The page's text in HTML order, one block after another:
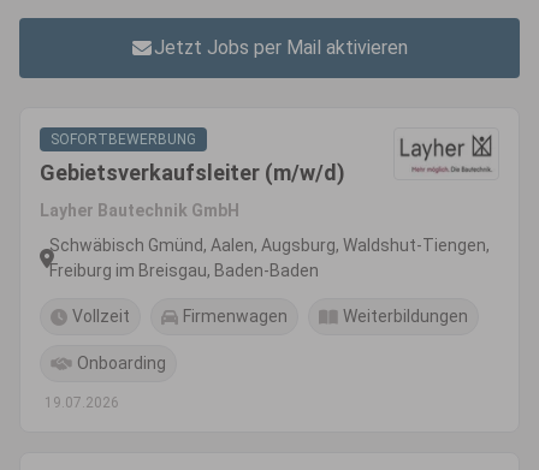
Jetzt Jobs per Mail aktivieren
SOFORTBEWERBUNG
Gebietsverkaufsleiter (m/w/d)
Layher Bautechnik GmbH
Schwäbisch Gmünd, Aalen, Augsburg, Waldshut-Tiengen,
Freiburg im Breisgau, Baden-Baden
Vollzeit Firmenwagen Weiterbildungen
Onboarding
19.07.2026